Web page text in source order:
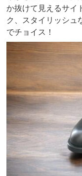
か抜けて見えるサイ
ク、スタイリッシュ
でチョイス！